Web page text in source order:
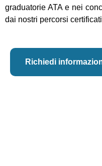
graduatorie ATA e nei
dai nostri percorsi
Richiedi